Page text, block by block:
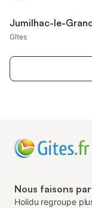
Jumilhac-le-
Gîtes
Nous faisons
Holidu regroupe